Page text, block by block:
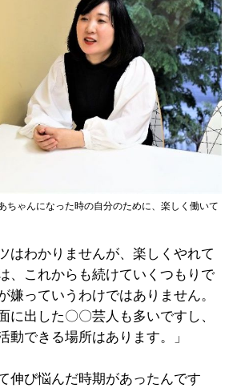
ちゃんになった時の自分のために、楽しく働いて
はわかりませんが、楽しくやれて
、これからも続けていくつもりで
嫌っていうわけではありません。
に出した〇〇芸人も多いですし、
動できる場所はあります。」
伸び悩んだ時期があったんです